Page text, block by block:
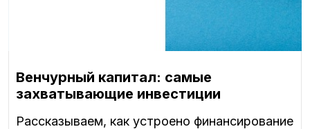
Венчурный капитал: самые
захватывающие инвестиции
Рассказываем, как устроено финансирование